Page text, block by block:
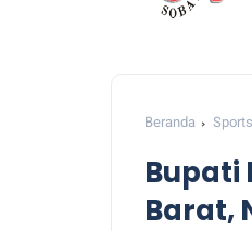
Beranda Sports
Bupati
Barat,